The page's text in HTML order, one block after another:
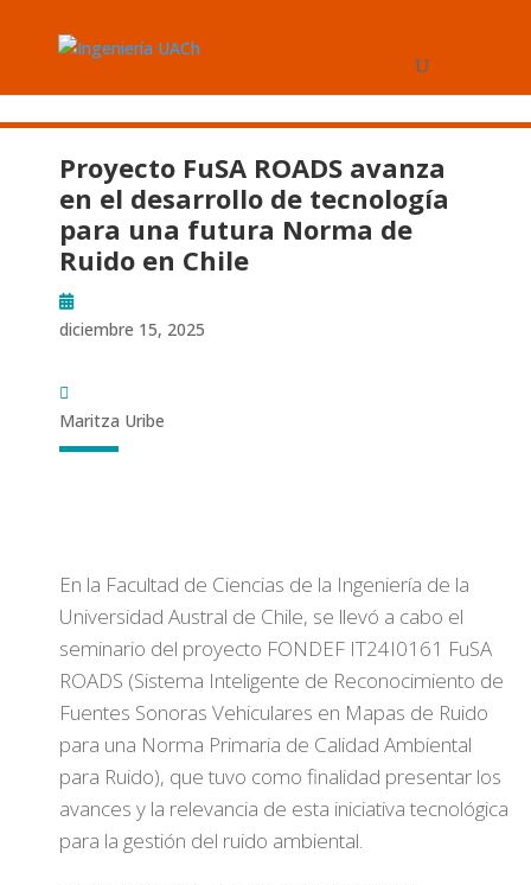
Proyecto FuSA ROADS avanza
en el desarrollo de tecnología
para una futura Norma de
Ruido en Chile
diciembre 15, 2025
Maritza Uribe
En la Facultad de Ciencias de la Ingeniería de la
Universidad Austral de Chile, se llevó a cabo el
seminario del proyecto FONDEF IT24I0161 FuSA
ROADS (Sistema Inteligente de Reconocimiento de
Fuentes Sonoras Vehiculares en Mapas de Ruido
para una Norma Primaria de Calidad Ambiental
para Ruido), que tuvo como finalidad presentar los
avances y la relevancia de esta iniciativa tecnológica
para la gestión del ruido ambiental.